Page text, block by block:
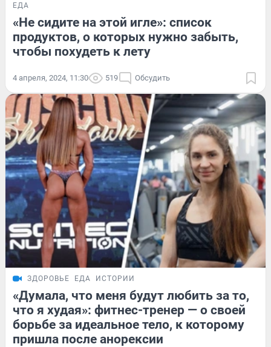
ЕДА
«Не сидите на этой игле»: список
продуктов, о которых нужно забыть,
чтобы похудеть к лету
4 апреля, 2024, 11:30 519 Обсудить
ЗДОРОВЬЕ ЕДА ИСТОРИИ
«Думала, что меня будут любить за то,
что я худая»: фитнес-тренер — о своей
борьбе за идеальное тело, к которому
пришла после анорексии